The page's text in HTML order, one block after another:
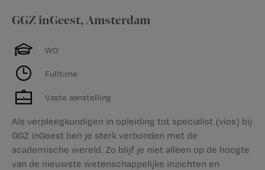
GGZ inGeest, Amsterdam
WO
Fulltime
Vaste aanstelling
Als verpleegkundigen in opleiding tot specialist (vios) bij
GGZ inGeest ben je sterk verbonden met de
academische wereld. Zo blijf je niet alleen op de hoogte
van de nieuwste wetenschappelijke inzichten en